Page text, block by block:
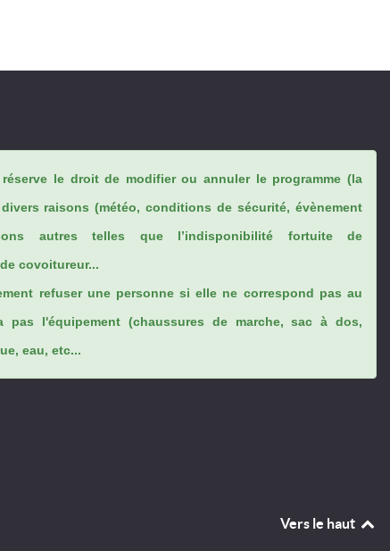
le droit de modifier ou annuler le programme (la
raisons (météo, conditions de sécurité, évènement
autres telles que l’indisponibilité fortuite de
covoitureur...
refuser une personne si elle ne correspond pas au
pas l'équipement (chaussures de marche, sac à dos,
eau, etc...
Vers le haut